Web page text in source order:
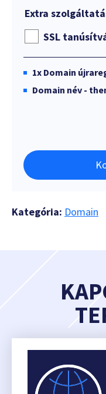
Extra
SSL
1x Domain
Domain név -
Kategória: Domain